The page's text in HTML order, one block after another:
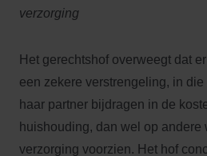
verzorging
Het gerechtshof overweegt dat
een zekere verstrengeling, in
haar partner bijdragen in de
huishouding, dan wel op andere
verzorging voorzien. Het hof